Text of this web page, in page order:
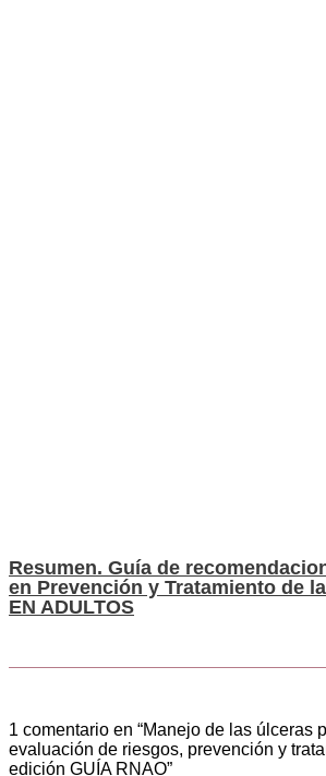
Resumen. Guía de
en Prevención y Tratamiento de
EN ADULTOS
1 comentario en “Manejo de las úlceras
evaluación de riesgos, prevención y
edición GUÍA RNAO”